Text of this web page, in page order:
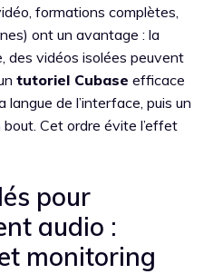
formations complètes,
ont un avantage : la
des vidéos isolées peuvent
tutoriel Cubase efficace
langue de l’interface, puis un
Cet ordre évite l’effet
pour
audio :
monitoring